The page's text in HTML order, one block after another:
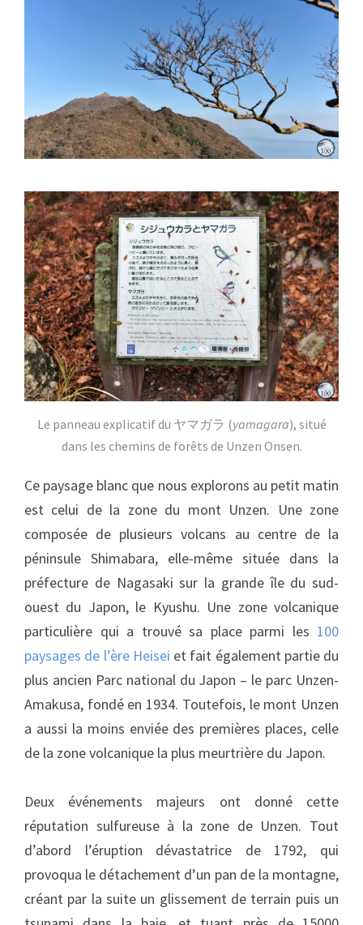
Le panneau explicatif du ヤマガラ (yamagara), situé
dans les chemins de forêts de Unzen Onsen.
Ce paysage blanc que nous explorons au petit matin
est celui de la zone du mont Unzen. Une zone
composée de plusieurs volcans au centre de la
péninsule Shimabara, elle-même située dans la
préfecture de Nagasaki sur la grande île du sud-
ouest du Japon, le Kyushu. Une zone volcanique
particulière qui a trouvé sa place parmi les 100
paysages de l’ère Heisei et fait également partie du
plus ancien Parc national du Japon – le parc Unzen-
Amakusa, fondé en 1934. Toutefois, le mont Unzen
a aussi la moins enviée des premières places, celle
de la zone volcanique la plus meurtrière du Japon.
Deux événements majeurs ont donné cette
réputation sulfureuse à la zone de Unzen. Tout
d’abord l’éruption dévastatrice de 1792, qui
provoqua le détachement d’un pan de la montagne,
créant par la suite un glissement de terrain puis un